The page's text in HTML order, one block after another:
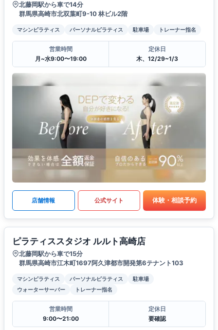
北藤岡駅から車で14分
群馬県高崎市北双葉町9-10 林ビル2階
マシンピラティス パーソナルピラティス 駐車場 トレーナー指名
営業時間
月~水9:00〜19:00
定休日
木、12/29~1/3
店舗情報 公式サイト 体験・相談予約
ピラティススタジオ ルルト高崎店
北藤岡駅から車で15分
群馬県高崎市江木町1697阿久津都市開発第6テナント103
マシンピラティス パーソナルピラティス
駐車場
ウォーターサーバー
トレーナー指名
営業時間
9:00〜21:00
定休日
要確認